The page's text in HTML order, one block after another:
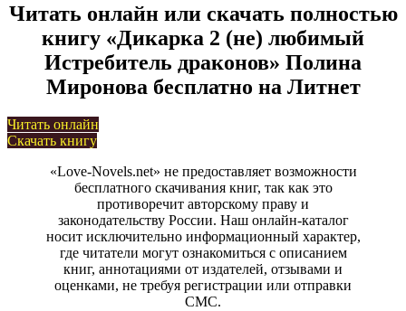
Читать онлайн или скачать полностью
книгу «Дикарка 2 (не) любимый
Истребитель драконов» Полина
Миронова бесплатно на Литнет
Читать онлайн
Скачать книгу
«Love-Novels.net» не предоставляет возможности
бесплатного скачивания книг, так как это
противоречит авторскому праву и
законодательству России. Наш онлайн-каталог
носит исключительно информационный характер,
где читатели могут ознакомиться с описанием
книг, аннотациями от издателей, отзывами и
оценками, не требуя регистрации или отправки
СМС.